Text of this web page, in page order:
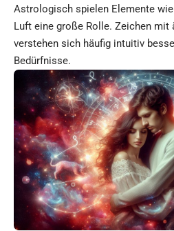
Astrologisch spielen Elemente wie
Luft eine große Rolle. Zeichen mit
verstehen sich häufig intuitiv
Bedürfnisse.